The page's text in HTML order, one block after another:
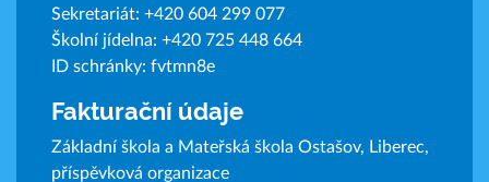
Sekretariát: +420 604 299 077
Školní jídelna: +420 725 448 664
ID schránky: fvtmn8e
Fakturační údaje
Základní škola a Mateřská škola Ostašov, Liberec,
příspěvková organizace